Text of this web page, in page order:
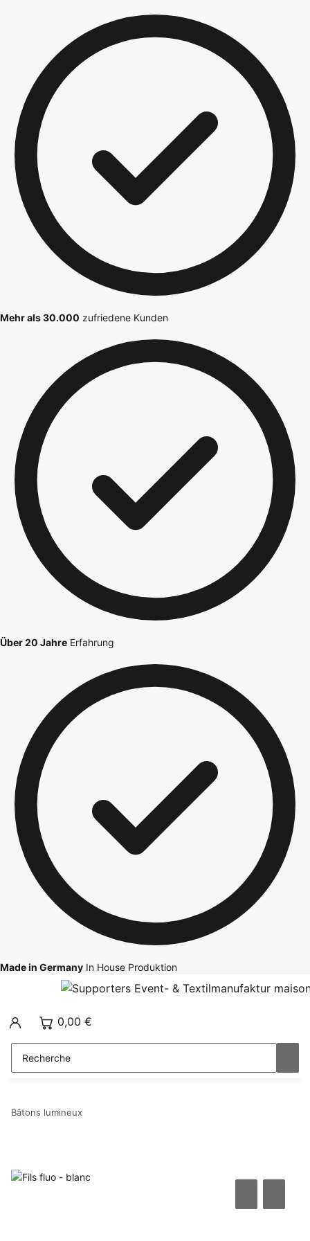
Mehr als 30.000 zufriedene Kunden
Über 20 Jahre Erfahrung
Made in Germany In House Produktion
0,00 €
Bâtons lumineux